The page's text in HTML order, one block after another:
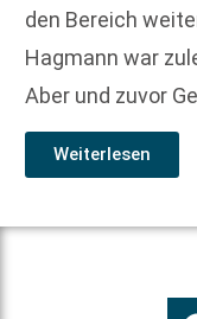
den Bereich
Hagmann war
Aber und zuvor
Weiterlesen